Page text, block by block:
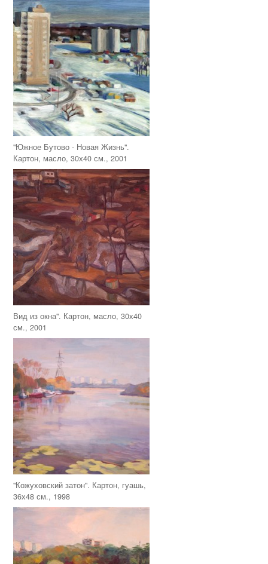
"Южное Бутово - Новая Жизнь".
Картон, масло, 30х40 см., 2001
Вид из окна". Картон, масло, 30х40
см., 2001
"Кожуховский затон". Картон, гуашь,
36х48 см., 1998